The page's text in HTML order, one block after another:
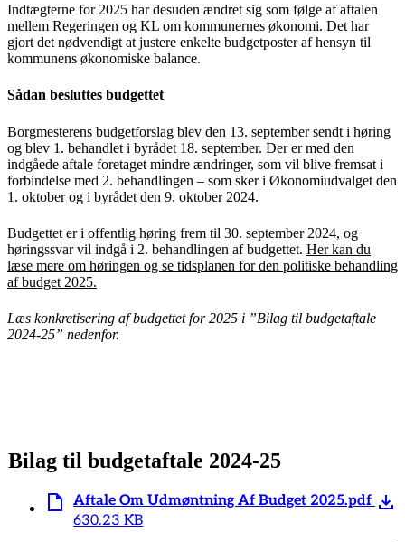
Indtægterne for 2025 har desuden ændret sig som følge af aftalen
mellem Regeringen og KL om kommunernes økonomi. Det har
gjort det nødvendigt at justere enkelte budgetposter af hensyn til
kommunens økonomiske balance.
Sådan besluttes budgettet
Borgmesterens budgetforslag blev den 13. september sendt i høring
og blev 1. behandlet i byrådet 18. september. Der er med den
indgåede aftale foretaget mindre ændringer, som vil blive fremsat i
forbindelse med 2. behandlingen – som sker i Økonomiudvalget den
1. oktober og i byrådet den 9. oktober 2024.
Budgettet er i offentlig høring frem til 30. september 2024, og
høringssvar vil indgå i 2. behandlingen af budgettet. Her kan du
læse mere om høringen og se tidsplanen for den politiske behandling
af budget 2025.
Læs konkretisering af budgettet for 2025 i ”Bilag til budgetaftale
2024-25” nedenfor.
Bilag til budgetaftale 2024-25
Aftale Om Udmøntning Af Budget 2025.pdf
630.23 KB